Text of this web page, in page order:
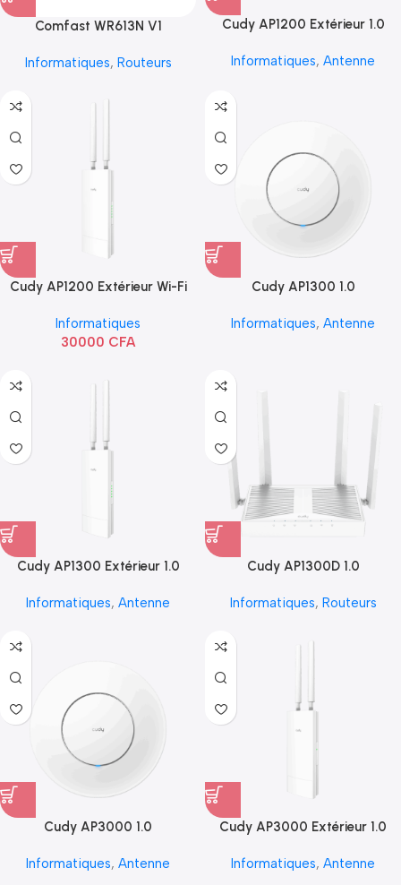
Comfast WR613N V1
Informatiques, Routeurs
Cudy AP1200 Extérieur 1.0
Informatiques, Antenne
Cudy AP1200 Extérieur Wi-Fi
Informatiques
30000 CFA
Cudy AP1300 1.0
Informatiques, Antenne
Cudy AP1300 Extérieur 1.0
Informatiques, Antenne
Cudy AP1300D 1.0
Informatiques, Routeurs
Cudy AP3000 1.0
Informatiques, Antenne
Cudy AP3000 Extérieur 1.0
Informatiques, Antenne